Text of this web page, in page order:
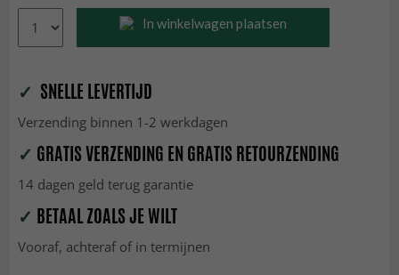
In winkelwagen plaatsen
✓ SNELLE LEVERTIJD
Verzending binnen 1-2 werkdagen
✓ GRATIS VERZENDING EN GRATIS RETOURZENDING
14 dagen geld terug garantie
✓ BETAAL ZOALS JE WILT
Vooraf, achteraf of in termijnen